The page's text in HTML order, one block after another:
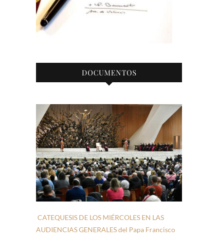
DOCUMENTOS
CATEQUESIS DE LOS MIÉRCOLES EN LAS
AUDIENCIAS GENERALES del Papa Francisco